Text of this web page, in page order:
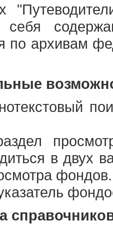
себя
по архивам
в двух
фондов.